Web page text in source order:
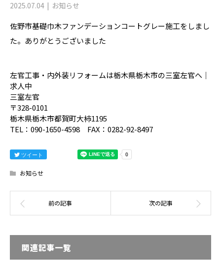
2025.07.04 お知らせ
佐野市基礎巾木ファンデーションコートグレー施工をしまし
た。ありがとうございました
左官工事・内外装リフォームは栃木県栃木市の三室左官へ｜
求人中
三室左官
〒328-0101
栃木県栃木市都賀町大柿1195
TEL：090-1650-4598 FAX：0282-92-8497
ツイート
お知らせ
関連記事一覧